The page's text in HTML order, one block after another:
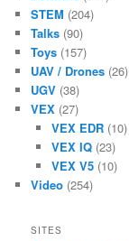
STEM (204)
Talks (90)
Toys (157)
UAV / Drones (26)
UGV (38)
VEX (27)
VEX EDR(10)
VEX IQ(23)
VEX V5(10)
Video (254)
SITES